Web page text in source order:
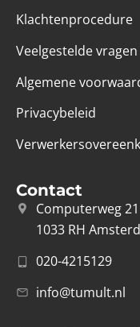
Klachtenprocedure
Veelgestelde vragen
Algemene
Privacybeleid
Contact
Computerweg 21
1033 RH
020-4215129
info@tumult.nl